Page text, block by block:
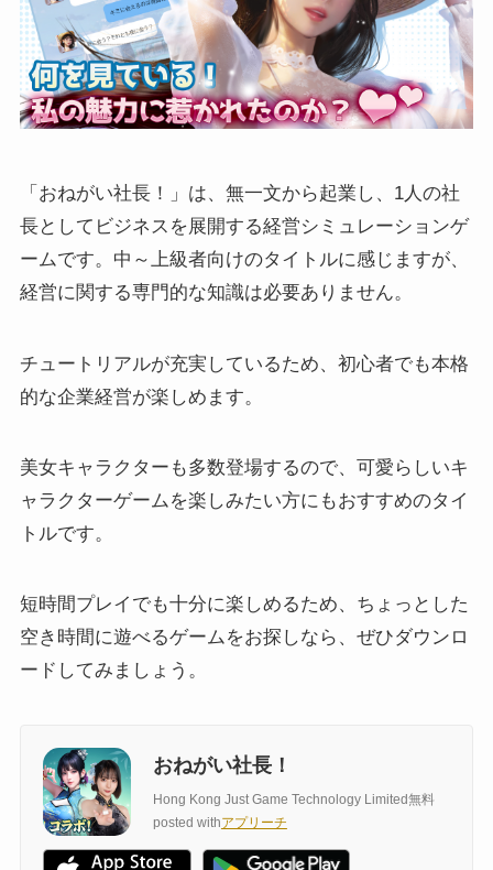
「おねがい社長！」は、無一文から起業し、1人の社
長としてビジネスを展開する経営シミュレーションゲ
ームです。中～上級者向けのタイトルに感じますが、
経営に関する専門的な知識は必要ありません。
チュートリアルが充実しているため、初心者でも本格
的な企業経営が楽しめます。
美女キャラクターも多数登場するので、可愛らしいキ
ャラクターゲームを楽しみたい方にもおすすめのタイ
トルです。
短時間プレイでも十分に楽しめるため、ちょっとした
空き時間に遊べるゲームをお探しなら、ぜひダウンロ
ードしてみましょう。
おねがい社長！
Hong Kong Just Game Technology Limited無料
posted withアプリーチ